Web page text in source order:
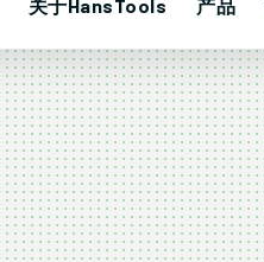
关于HansTools 产品